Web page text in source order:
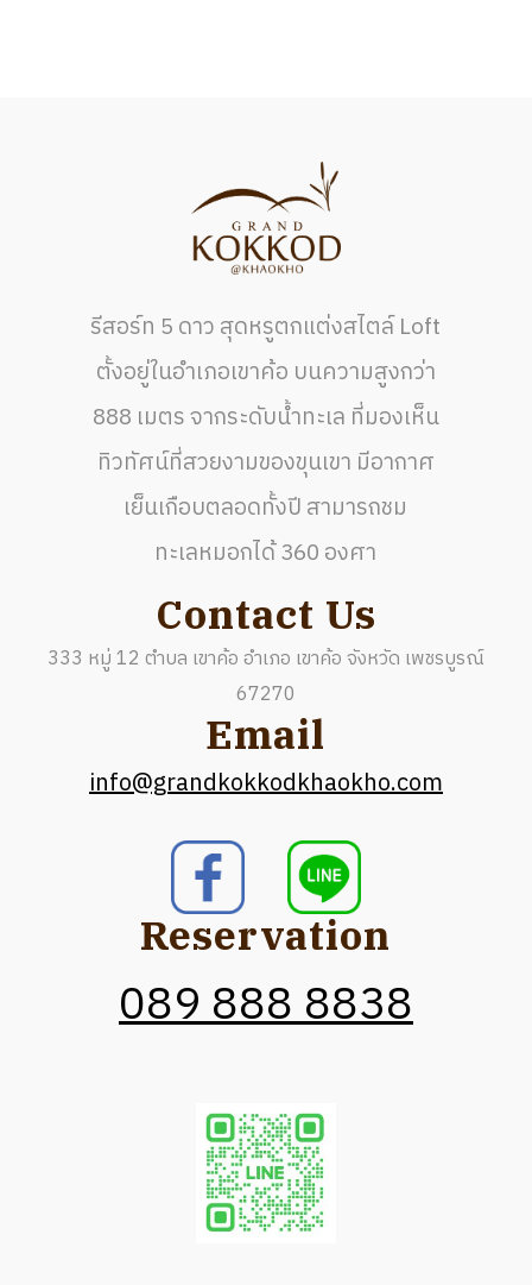
รีสอร์ท 5 ดาว สุดหรูตกแต่งสไตล์ Loft
ตั้งอยู่ในอำเภอเขาค้อ บนความสูงกว่า
888 เมตร จากระดับน้ำทะเล ที่มองเห็น
ทิวทัศน์ที่สวยงามของขุนเขา มีอากาศ
เย็นเกือบตลอดทั้งปี สามารถชม
ทะเลหมอกได้ 360 องศา
Contact Us
333 หมู่ 12 ตำบล เขาค้อ อำเภอ เขาค้อ จังหวัด เพชรบูรณ์
67270
Email
info@grandkokkodkhaokho.com
Reservation
089 888 8838